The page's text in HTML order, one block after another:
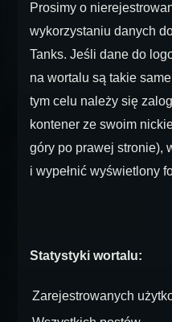
Prosimy o
wykorzystaniu danych
Tanks. Jeśli dane do
na wortalu są takie
tym celu należy się
kontener ze swoim
góry po prawej stronie),
i wypełnić wyświetlony
Statystyki wortalu:
Zarejestrowanych